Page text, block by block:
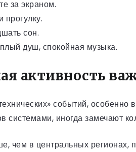
за экраном.
прогулку.
сон.
душ, спокойная музыка.
активность
событий, особенно
системами, иногда замечают
в центральных регионах,